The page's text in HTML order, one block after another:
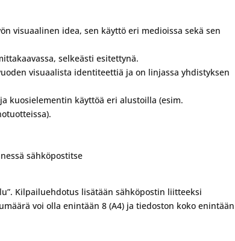
visuaalinen idea, sen käyttö eri medioissa sekä sen
selkeästi esitettynä.
visuaalista identiteettiä ja on linjassa yhdistyksen
kuosielementin käyttöä eri alustoilla (esim.
sähköpostitse
Kilpailuehdotus lisätään sähköpostin liitteeksi
voi olla enintään 8 (A4) ja tiedoston koko enintään